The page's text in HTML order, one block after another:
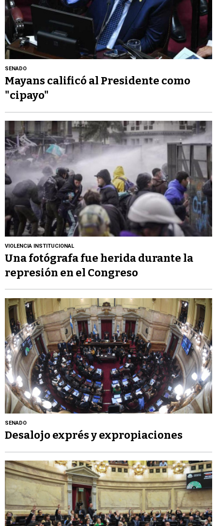
SENADO
Mayans calificó al Presidente como
"cipayo"
VIOLENCIA INSTITUCIONAL
Una fotógrafa fue herida durante la
represión en el Congreso
SENADO
Desalojo exprés y expropiaciones